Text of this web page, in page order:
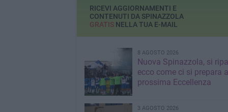
RICEVI AGGIORNAMENTI E
CONTENUTI DA SPINAZZOLA
GRATISNELLA TUA E-MAIL
8 AGOSTO 2026
Nuova Spinazzola, si
ecco come ci si prepara
prossima Eccellenza
3 AGOSTO 2026